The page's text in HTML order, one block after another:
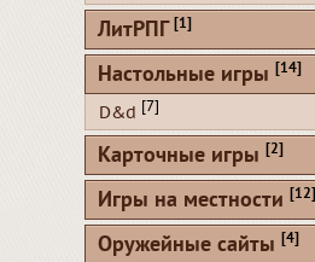
ЛитРПГ [1]
Настольные игры [14]
D&d [7]
Карточные игры [2]
Игры на местности [12]
Оружейные сайты [4]